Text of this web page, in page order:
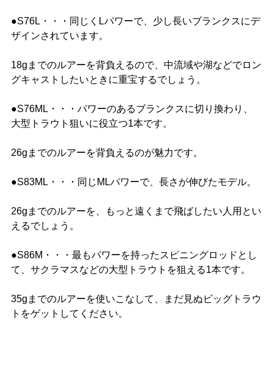
●S76L・・・同じくLパワーで、少し長いブランクスにデ
ザインされています。
18gまでのルアーを背負えるので、中流域や湖などでロン
グキャストしたいときに重宝するでしょう。
●S76ML・・・パワーのあるブランクスに切り換わり、
大型トラウト狙いに役立つ1本です。
26gまでのルアーを背負えるのが魅力です。
●S83ML・・・同じMLパワーで、長さが伸びたモデル。
26gまでのルアーを、もっと遠くまで飛ばしたい人用とい
えるでしょう。
●S86M・・・最もパワーを持ったスピニングロッドとし
て、サクラマスなどの大型トラウトを狙える1本です。
35gまでのルアーを使いこなして、まだ見ぬビッグトラウ
トをゲットしてください。